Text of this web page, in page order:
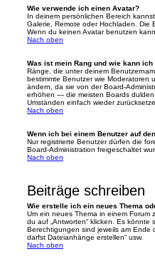
Wie verwende ich einen Avatar?
In deinem persönlichen Bereich
Galerie, Remote oder Hochladen. Die
Wenn du keinen Avatar benutzen
Nach oben
Was ist mein Rang und wie kann ich
Ränge, die unter deinem
bestimmte Benutzer wie Moderatoren
ändern, da sie von der Board-
erhöhen — die meisten Boards
Umständen einfach wieder
Nach oben
Wenn ich bei einem Benutzer auf
Nur registrierte Benutzer dürfen die
Board-Administration freigeschaltet
Nach oben
Beiträge schreiben
Wie erstelle ich ein neues Thema
Um ein neues Thema in einem Forum
du auf „Antworten“ klicken. Es
Berechtigungen sind jeweils am Ende
darfst Dateianhänge erstellen“ usw.
Nach oben